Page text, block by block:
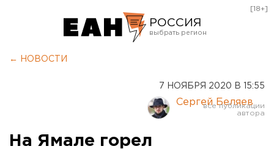
РОССИЯ
Курган
Оренбург
[18+]
← НОВОСТИ
7 НОЯБРЯ 2020 В 15:55
Сергей Беляев
На Ямале горел